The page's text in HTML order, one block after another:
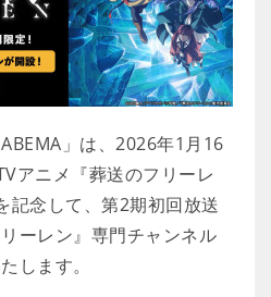
」は、2026年1月16
アニメ『葬送のフリーレ
記念して、第2期初回放送
ーレン』専門チャンネル
します。